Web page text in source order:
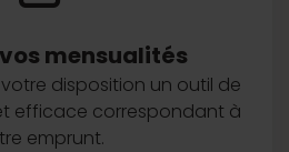
mensualités
disposition un outil de
efficace correspondant à
emprunt.